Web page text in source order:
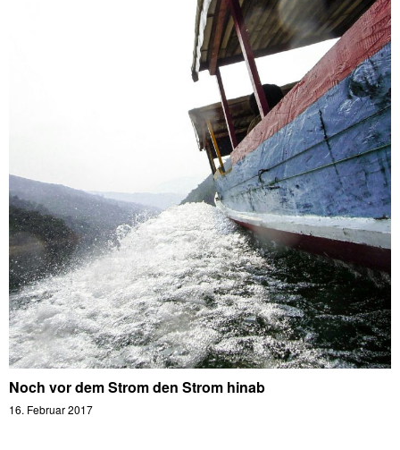
Noch vor dem Strom den Strom hinab
16. Februar 2017